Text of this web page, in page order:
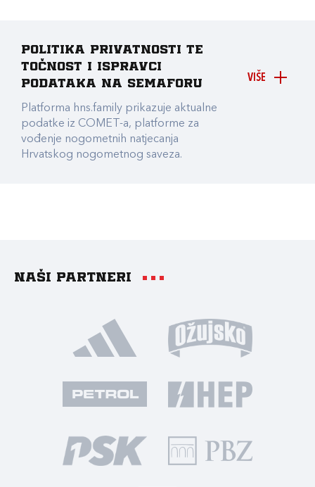
VIŠE
Politika privatnosti te
točnost i ispravci
podataka na Semaforu
Platforma hns.family prikazuje aktualne
podatke iz COMET-a, platforme za
vođenje nogometnih natjecanja
Hrvatskog nogometnog saveza.
Naši partneri